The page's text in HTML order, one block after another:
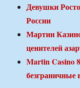
Девушки
России
Мартин
ценителей
Martin Casino